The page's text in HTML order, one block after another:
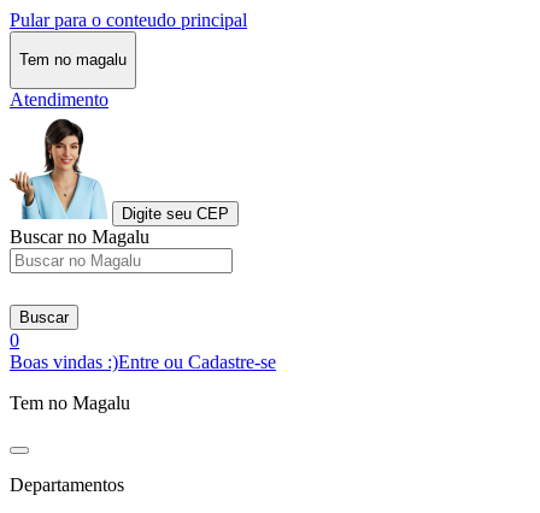
Pular para o conteudo principal
Tem no magalu
Atendimento
Digite seu CEP
Buscar no Magalu
Buscar
0
Boas vindas :)Entre ou Cadastre-se
Tem no Magalu
Departamentos